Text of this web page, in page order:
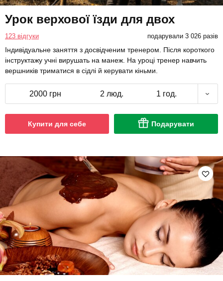
Урок верхової їзди для двох
123 відгуки подарували 3 026 разів
Індивідуальне заняття з досвідченим тренером. Після короткого
інструктажу учні вирушать на манеж. На уроці тренер навчить
вершників триматися в сідлі й керувати кіньми.
2000 грн 2 люд. 1 год.
Купити для себе Подарувати